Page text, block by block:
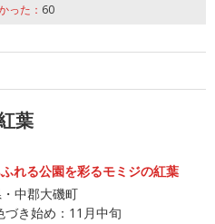
った： 60
葉
れる公園を彩るモミジの紅葉
中郡大磯町
き始め： 11月中旬